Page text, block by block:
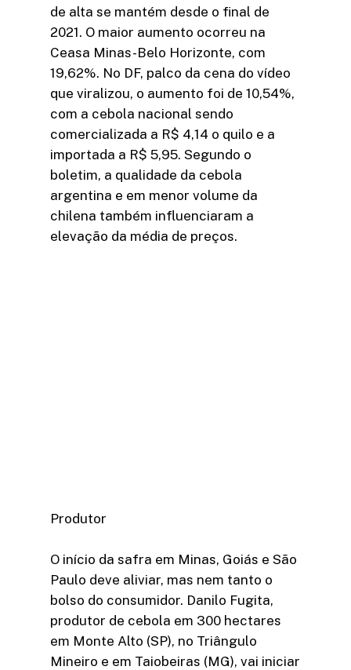
de alta se mantém desde o final de
2021. O maior aumento ocorreu na
Ceasa Minas-Belo Horizonte, com
19,62%. No DF, palco da cena do vídeo
que viralizou, o aumento foi de 10,54%,
com a cebola nacional sendo
comercializada a R$ 4,14 o quilo e a
importada a R$ 5,95. Segundo o
boletim, a qualidade da cebola
argentina e em menor volume da
chilena também influenciaram a
elevação da média de preços.
Produtor
O início da safra em Minas, Goiás e São
Paulo deve aliviar, mas nem tanto o
bolso do consumidor. Danilo Fugita,
produtor de cebola em 300 hectares
em Monte Alto (SP), no Triângulo
Mineiro e em Taiobeiras (MG), vai iniciar